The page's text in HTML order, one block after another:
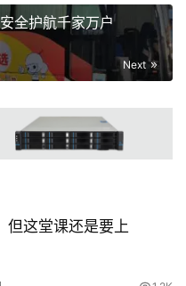
全护航千家万户
Next
但这堂课还是要上